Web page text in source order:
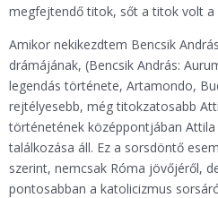
megfejtendő titok, sőt a titok volt a
Amikor nekikezdtem Bencsik
drámájának, (Bencsik András:
legendás története, Artamondo,
rejtélyesebb, még titokzatosabb
történetének középpontjában Attila
találkozása áll. Ez a sorsdöntő
szerint, nemcsak Róma jövőjéről,
pontosabban a katolicizmus